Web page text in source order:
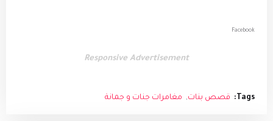
Facebook
Responsive Advertisement
Tags: قصص بنات مغامرات جنات و جمانة